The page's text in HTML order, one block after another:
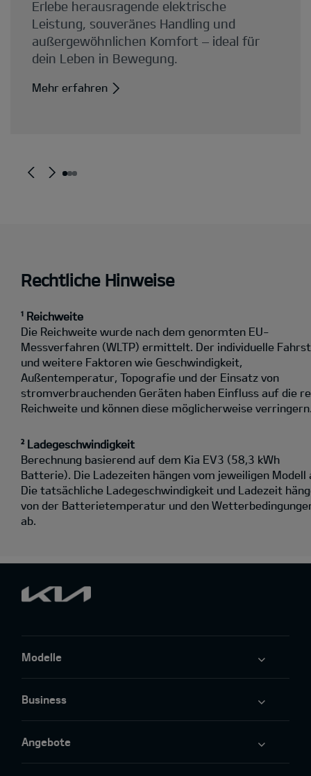
Rechtliche Hinweise
¹ Reichweite
Die Reichweite wurde nach dem genormten EU-
Messverfahren (WLTP) ermittelt. Der individuelle
und weitere Faktoren wie Geschwindigkeit,
Außentemperatur, Topografie und der Einsatz von
stromverbrauchenden Geräten haben Einfluss auf die
Reichweite und können diese möglicherweise
² Ladegeschwindigkeit
Berechnung basierend auf dem Kia EV3 (58,3 kWh
Batterie). Die Ladezeiten hängen vom jeweiligen Modell
Die tatsächliche Ladegeschwindigkeit und Ladezeit
von der Batterietemperatur und den
ab.
Modelle
Business
Angebote